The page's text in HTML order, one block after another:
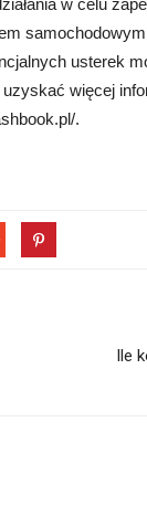
usterek
więcej
.
Ile